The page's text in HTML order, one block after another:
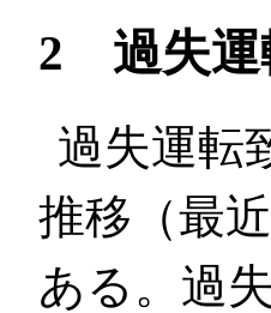
2 過失運
過失運転
推移（最
ある。過